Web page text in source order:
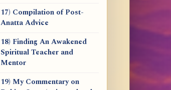
17) Compilation of Post-
Anatta Advice
18) Finding An Awakened
Spiritual Teacher and
Mentor
19) My Commentary on